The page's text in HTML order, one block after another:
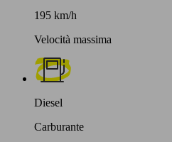
195 km/h
Velocità massima
Diesel
Carburante